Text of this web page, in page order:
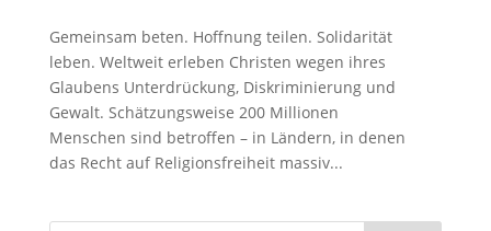
Gemeinsam beten. Hoffnung teilen. Solidarität
leben. Weltweit erleben Christen wegen ihres
Glaubens Unterdrückung, Diskriminierung und
Gewalt. Schätzungsweise 200 Millionen
Menschen sind betroffen – in Ländern, in denen
das Recht auf Religionsfreiheit massiv...